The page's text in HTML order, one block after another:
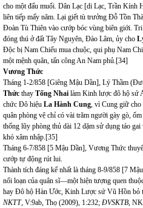
cho một đấu muối. Dân Lạc [di Lạc, Trần Kính
liên tiếp mấy năm. Lại giết tù trưởng Đỗ Tồn
Đoàn Tù Thiên vào cướp bóc vùng biên giới. Tri
đóng thú ở đất Tây Nguyên, Đào Lâm, ủy cho
Độc bị Nam Chiếu mua chuộc, qui phụ Nam
một mệnh quân, tấn công An Nam phủ.[34]
Vương Thức
Tháng 1-2/858 [Giêng Mậu Dần], Lý Thầm
Thức thay Tống Nhai làm Kinh lược đô hộ sứ
chức Đô hiệu La Hành Cung, vì Cung giữ cho
quân phòng vệ chỉ có vài trăm người gày gò,
thống lũy phòng thủ dài 12 dặm sử dụng táo
khó xâm nhập.[35]
Tháng 6-7/858 [5 Mậu Dần], Vương Thức
cướp tự động rút lui.
Thành tích đáng kể nhất là tháng 8-9/858 [7
nổi loạn của quân sĩ—một hiện tượng quen
hay Đô hộ Hàn Ước, Kinh Lược sứ Vũ Hồn bỏ
NKTT, V:9ab, Thọ (2009), 1:232; ĐVSKTB,